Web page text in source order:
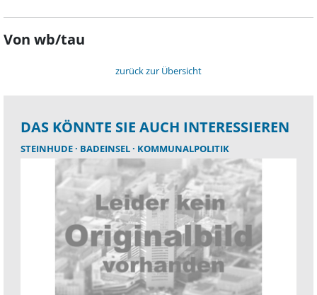
Von wb/tau
zurück zur Übersicht
DAS KÖNNTE SIE AUCH INTERESSIEREN
STEINHUDE BADEINSEL KOMMUNALPOLITIK